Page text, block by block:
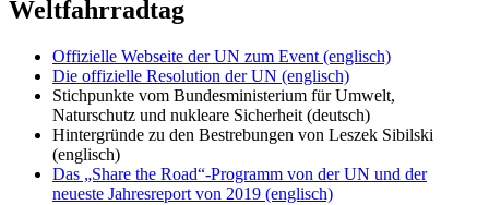
Weltfahrradtag
Offizielle Webseite der UN zum Event (englisch)
Die offizielle Resolution der UN (englisch)
Stichpunkte vom Bundesministerium für Umwelt,
Naturschutz und nukleare Sicherheit (deutsch)
Hintergründe zu den Bestrebungen von Leszek Sibilski
(englisch)
Das „Share the Road“-Programm von der UN und der
neueste Jahresreport von 2019 (englisch)